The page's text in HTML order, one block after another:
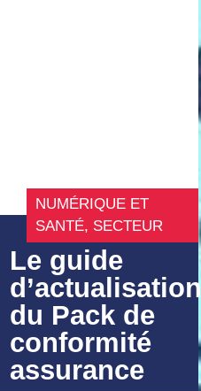
NUMÉRIQUE ET
SANTÉ, SECTEUR
Le guide
d’actualisation
du Pack de
conformité
assurance